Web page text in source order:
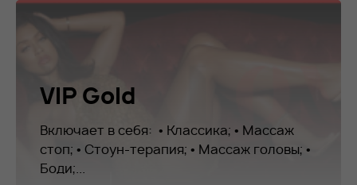
VIP Gold
Включает в себя: • Классика; • Массаж
стоп; • Стоун-терапия; • Массаж головы; •
Боди;...